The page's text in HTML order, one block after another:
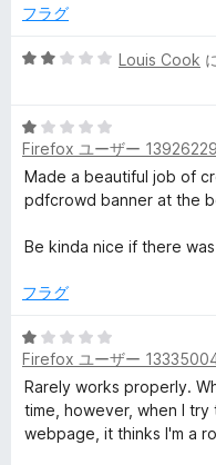
評
フラグ
5
中
2
の
評
Louis Cook
5
段
階
中
の
価
Firefox ユーザー 13926229
Made a beautiful job of
pdfcrowd banner at the
Be kinda nice if there
フラグ
5
段
階
中
1
Firefox ユーザー
Rarely works properly.
time, however, when I
webpage, it thinks I'm a